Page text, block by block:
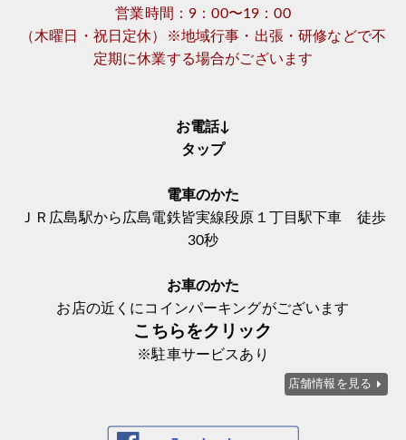
営業時間：9：00〜19：00
（木曜日・祝日定休）※地域行事・出張・研修などで不
定期に休業する場合がございます
お電話↓
タップ
電車のかた
ＪＲ広島駅から広島電鉄皆実線段原１丁目駅下車 徒歩
30秒
お車のかた
お店の近くにコインパーキングがございます
こちらをクリック
※駐車サービスあり
店舗情報を見る